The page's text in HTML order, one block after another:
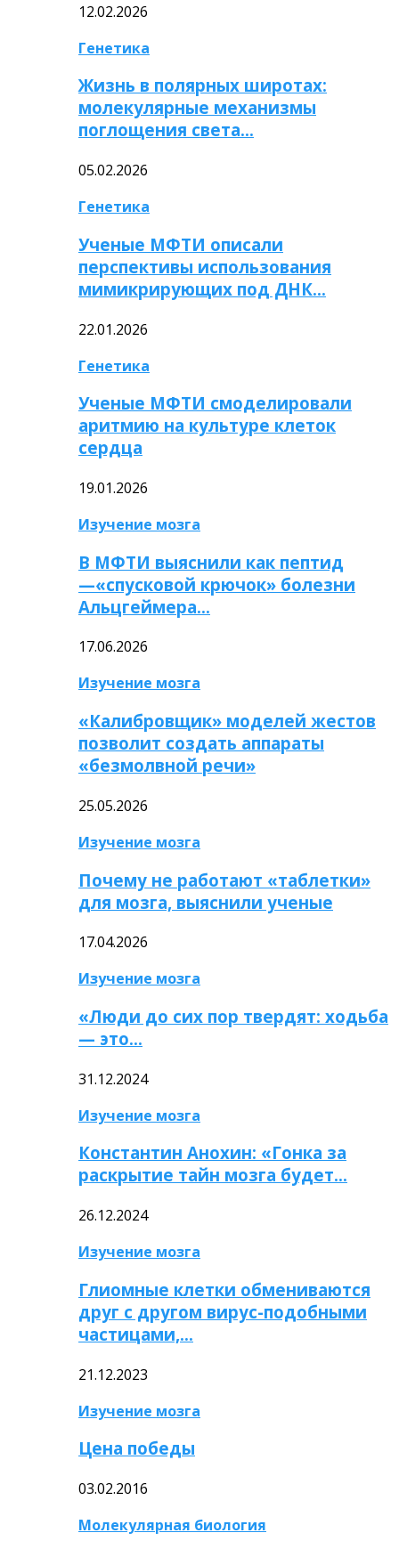
12.02.2026
Генетика
Жизнь в полярных широтах:
молекулярные механизмы
поглощения света…
05.02.2026
Генетика
Ученые МФТИ описали
перспективы использования
мимикрирующих под ДНК…
22.01.2026
Генетика
Ученые МФТИ смоделировали
аритмию на культуре клеток
сердца
19.01.2026
Изучение мозга
В МФТИ выяснили как пептид
—«спусковой крючок» болезни
Альцгеймера…
17.06.2026
Изучение мозга
«Калибровщик» моделей жестов
позволит создать аппараты
«безмолвной речи»
25.05.2026
Изучение мозга
Почему не работают «таблетки»
для мозга, выяснили ученые
17.04.2026
Изучение мозга
«Люди до сих пор твердят: ходьба
— это…
31.12.2024
Изучение мозга
Константин Анохин: «Гонка за
раскрытие тайн мозга будет…
26.12.2024
Изучение мозга
Глиомные клетки обмениваются
друг с другом вирус-подобными
частицами,…
21.12.2023
Изучение мозга
Цена победы
03.02.2016
Молекулярная биология